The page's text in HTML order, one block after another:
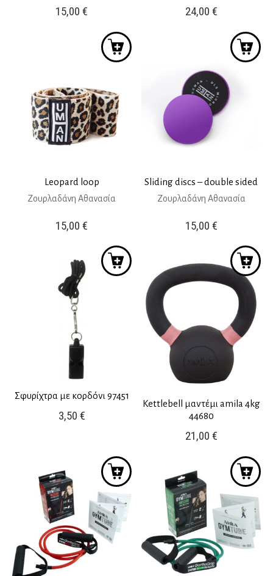
15,00€ 24,00 €
Leopard loop
Ζουρλαδάνη Αθανασία
15,00€
Sliding discs – double sided
Ζουρλαδάνη Αθανασία
15,00 €
Σφυρίχτρα με κορδόνι 97451
3,50 €
Kettlebell μαντέμι amila 4kg
44680
21,00 €